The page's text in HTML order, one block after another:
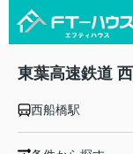
東葉高速鉄道
西船橋駅